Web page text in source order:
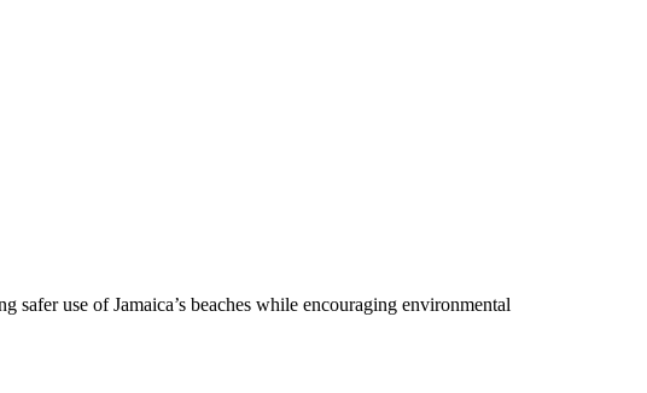
use of Jamaica’s beaches while encouraging environmental